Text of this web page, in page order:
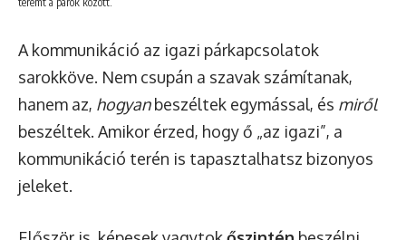
A kommunikáció az igazi párkapcsolatok
sarokköve. Nem csupán a szavak számítanak,
hanem az, hogyanbeszéltek egymással, és miről
beszéltek. Amikor érzed, hogy ő „az igazi”, a
kommunikáció terén is tapasztalhatsz bizonyos
jeleket.